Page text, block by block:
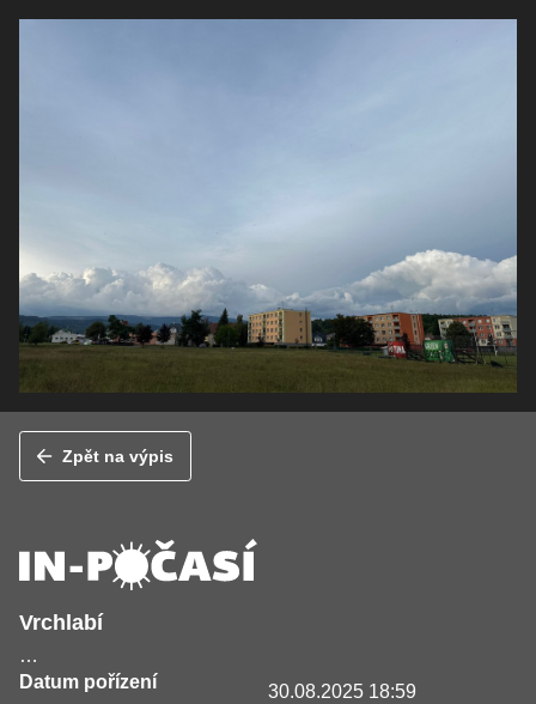
Zpět na výpis
Vrchlabí
…
Datum pořízení
30.08.2025 18:59